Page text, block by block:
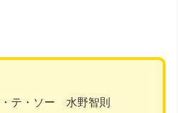
テ・ソー 水野智則